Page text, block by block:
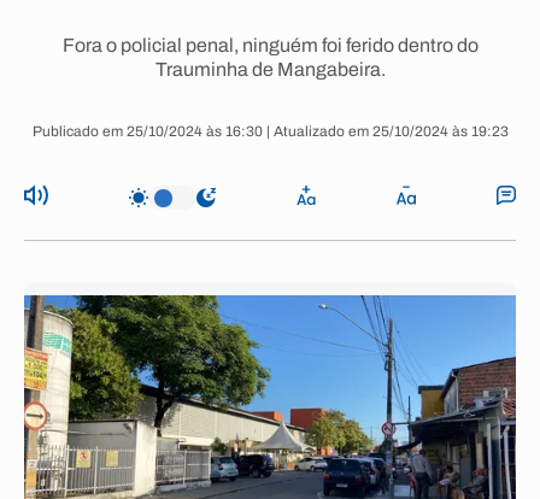
Fora o policial penal, ninguém foi ferido dentro do
Trauminha de Mangabeira.
Publicado em 25/10/2024 às 16:30 | Atualizado em 25/10/2024 às 19:23